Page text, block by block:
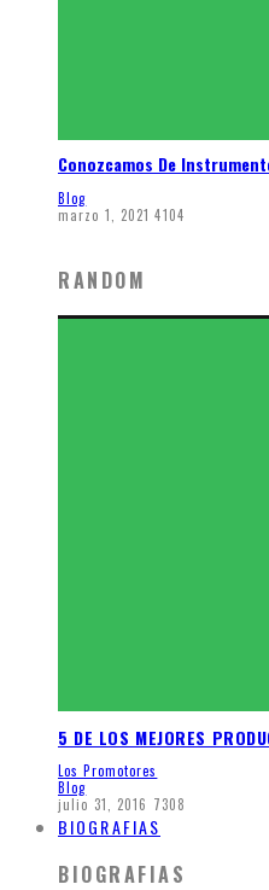
Conozcamos De
Blog
marzo 1, 2021 4104
RANDOM
5 DE LOS MEJORES
Los Promotores
Blog
julio 31, 2016 7308
BIOGRAFIAS
BIOGRAFIAS